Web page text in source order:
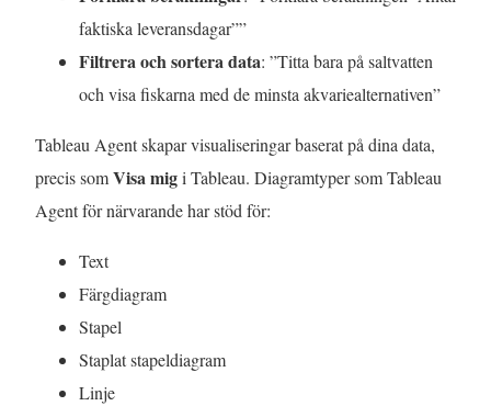
faktiska leveransdagar””
Filtrera och sortera data: ”Titta bara på saltvatten
och visa fiskarna med de minsta akvariealternativen”
Tableau Agent skapar visualiseringar baserat på dina data,
precis somVisa migi Tableau. Diagramtyper som Tableau
Agent för närvarande har stöd för:
Text
Färgdiagram
Stapel
Staplat stapeldiagram
Linje